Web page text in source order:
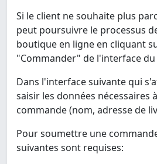
Si le client ne souhaite plus
peut poursuivre le processus
boutique en ligne en cliquant
"Commander" de l'interface
Dans l'interface suivante qui
saisir les données nécessaires
commande (nom, adresse de
Pour soumettre une
suivantes sont requises: